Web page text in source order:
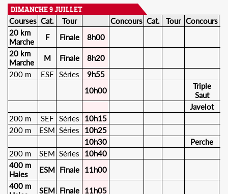
DIMANCHE 9 JUILLET
Courses Cat. Tour Concours Cat. Tour Concours
20 km
Marche
F Finale
8h00
20 km
Marche
M Finale
8h20
200 m
ESF Séries
9h55
10h00
Triple
Saut
Javelot
200 m
SEF Séries
10h15
200 m
ESM Séries
10h25
10h30
Perche
200 m
SEM Séries
10h40
400 m
Haies
ESM Finale
11h00
400 m
SEM Finale 11h05